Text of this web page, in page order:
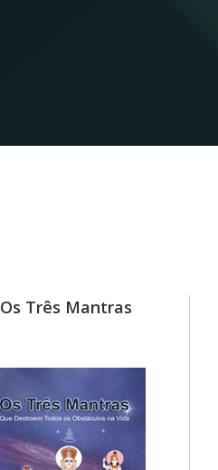
Os Três Mantras